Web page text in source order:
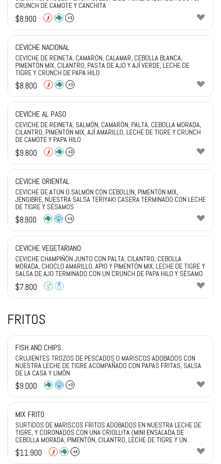
CRUNCH DE CAMOTE Y CANCHITA
$8.900 +3
CEVICHE NACIONAL
CEVICHE DE REINETA, CAMARÓN, CALAMAR, CEBOLLA BLANCA,
PIMENTÓN MIX, CILANTRO, PASTA DE AJO Y AJÍ VERDE, LECHE DE
TIGRE Y CRUNCH DE PAPA HILO
$8.800 +3
CEVICHE AL PASO
CEVICHE DE REINETA, SALMÓN, CAMARÓN, PALTA, CEBOLLA MORADA,
CILANTRO, PIMENTÓN MIX, AJÍ AMARILLO, LECHE DE TIGRE Y CRUNCH
DE CAMOTE Y PAPA HILO
$9.800 +3
CEVICHE ORIENTAL
CEVICHE DE ATÚN O SALMÓN CON CEBOLLÍN, PIMENTÓN MIX,
JENGIBRE, NUESTRA SALSA TERIYAKI CASERA TERMINADO CON LECHE
DE TIGRE Y SÉSAMOS
$8.900 +3
CEVICHE VEGETARIANO
CEVICHE CHAMPIÑÓN JUNTO CON PALTA, CILANTRO, CEBOLLA
MORADA, CHOCLO AMARILLO, APIO Y PIMENTÓN MIX, LECHE DE TIGRE Y
SALSA DE AJO TERMINADO CON UN CRUNCH DE PAPA HILO Y SÉSAMO
$7.800
FRITOS
FISH AND CHIPS
CRUJIENTES TROZOS DE PESCADOS O MARISCOS ADOBADOS CON
NUESTRA LECHE DE TIGRE ACOMPAÑADO CON PAPAS FRITAS, SALSA
DE LA CASA Y LIMÓN
$9.000 +3
MIX FRITO
SURTIDOS DE MARISCOS FRITOS ADOBADOS EN NUESTRA LECHE DE
TIGRE, Y CORONADOS CON UNA CRIOLLITA (MINI ENSALADA DE
CEBOLLA MORADA, PIMENTÓN, CILANTRO, LECHE DE TIGRE Y UN
TOQUE DE ROCOTO) RECUERDA SI NO TE GUSTA EL AJÍ PEDIR SIN AJÍ
$11.900 +4